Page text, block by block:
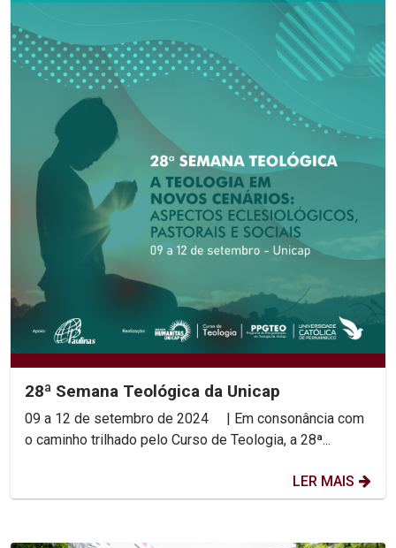
28ª Semana Teológica da Unicap
09 a 12 de setembro de 2024 | Em consonância com
o caminho trilhado pelo Curso de Teologia, a 28ª...
LER MAIS